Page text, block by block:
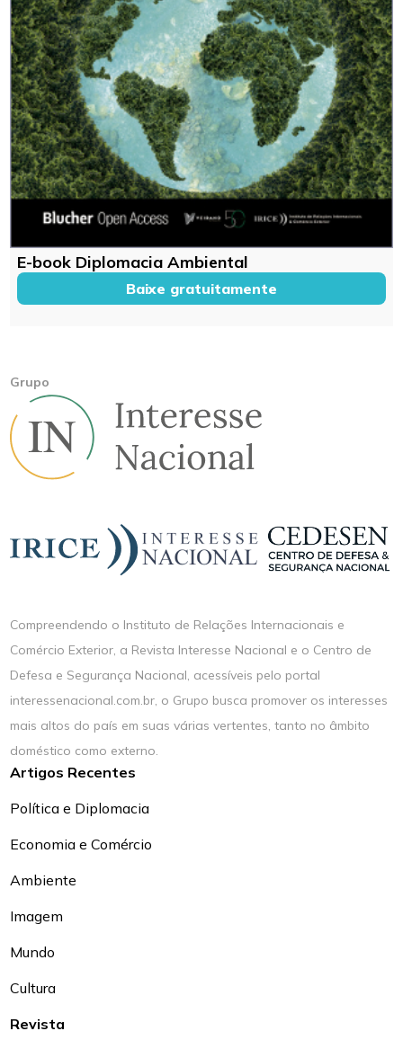
E-book Diplomacia Ambiental
Baixe gratuitamente
Grupo
Compreendendo o Instituto de Relações Internacionais e
Comércio Exterior, a Revista Interesse Nacional e o Centro de
Defesa e Segurança Nacional, acessíveis pelo portal
interessenacional.com.br, o Grupo busca promover os interesses
mais altos do país em suas várias vertentes, tanto no âmbito
doméstico como externo.
Artigos Recentes
Política e Diplomacia
Economia e Comércio
Ambiente
Imagem
Mundo
Cultura
Revista